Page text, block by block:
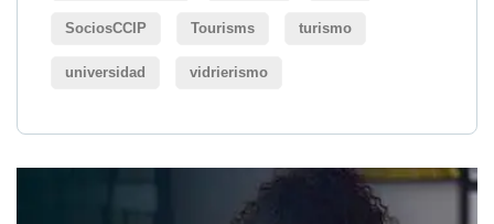
SociosCCIP Tourisms turismo
universidad vidrierismo